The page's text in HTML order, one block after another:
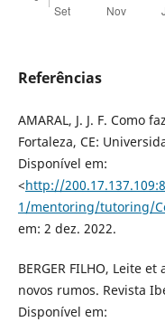
Referências
AMARAL, J. J. F. Como
Fortaleza, CE:
Disponível em:
<http://
1/mentoring/tutoring/
em: 2 dez. 2022.
BERGER FILHO, Leite
novos rumos. Revista
Disponível em: